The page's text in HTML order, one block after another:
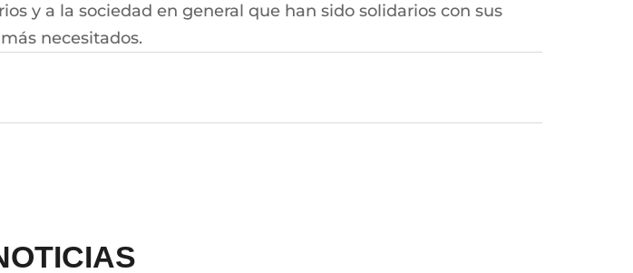
y a la sociedad en general que han sido solidarios con sus
necesitados.